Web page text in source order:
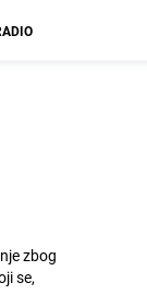
zbog
se,